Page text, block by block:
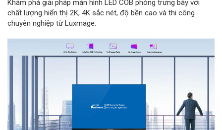
Khám phá giải pháp màn hình LED COB phòng trưng bày với
chất lượng hiển thị 2K, 4K sắc nét, độ bền cao và thi công
chuyên nghiệp từ Luxmage.